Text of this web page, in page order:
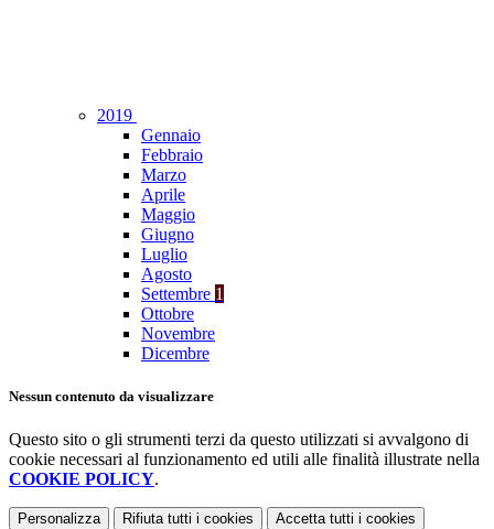
2019
Gennaio
Febbraio
Marzo
Aprile
Maggio
Giugno
Luglio
Agosto
Settembre 1
Ottobre
Novembre
Dicembre
Nessun contenuto da visualizzare
Questo sito o gli strumenti terzi da questo utilizzati si avvalgono di
cookie necessari al funzionamento ed utili alle finalità illustrate nella
COOKIE POLICY.
Personalizza Rifiuta tutti i cookies Accetta tutti i cookies